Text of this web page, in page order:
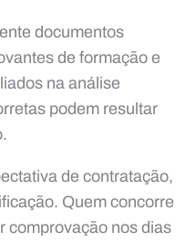
documentos
de formação e
na análise
podem resultar
de contratação,
Quem concorre
comprovação nos dias